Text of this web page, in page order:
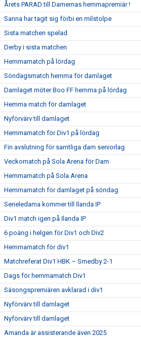
Årets PARAD till Damernas hemmapremiär !
Sanna har tagit sig förbi en milstolpe
Sista matchen spelad
Derby i sista matchen
Hemmamatch på lördag
Söndagsmatch hemma för damlaget
Damlaget möter Boo FF hemma på lördag
Hemma match för damlaget
Nyförvärv till damlaget
Hemmamatch för Div1 på lördag
Fin avslutning för samtliga dam seniorlag
Veckomatch på Sola Arena för Dam
Hemmamatch på Sola Arena
Hemmamatch för damlaget på söndag
Serieledarna kommer till Ilanda IP
Div1 match igen på Ilanda IP
6 poäng i helgen för Div1 och Div2
Hemmamatch för div1
Matchreferat Div1 HBK – Smedby 2-1
Dags för hemmamatch Div1
Säsongspremiären avklarad i div1
Nyförvärv till damlaget
Nyförvärv till damlaget
Amanda är assisterande även 2025